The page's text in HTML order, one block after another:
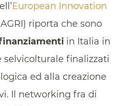
European Innovation
riporta che sono
in Italia in
selvicolturale finalizzati
ed alla creazione
Il networking fra di